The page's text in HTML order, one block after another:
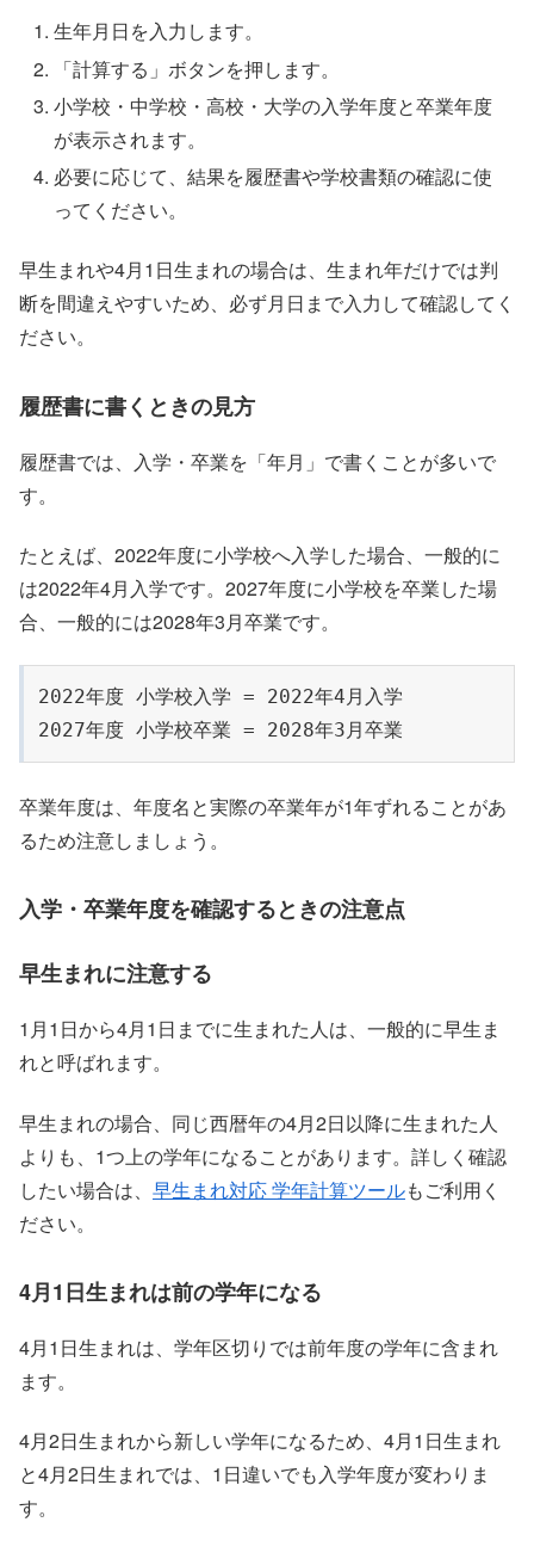
生年月日を入力します。
「計算する」ボタンを押します。
小学校・中学校・高校・大学の入学年度と卒業年度
が表示されます。
必要に応じて、結果を履歴書や学校書類の確認に使
ってください。
早生まれや4月1日生まれの場合は、生まれ年だけでは判
断を間違えやすいため、必ず月日まで入力して確認してく
ださい。
履歴書に書くときの見方
履歴書では、入学・卒業を「年月」で書くことが多いで
す。
たとえば、2022年度に小学校へ入学した場合、一般的に
は2022年4月入学です。2027年度に小学校を卒業した場
合、一般的には2028年3月卒業です。
2022年度 小学校入学 = 2022年4月入学
2027年度 小学校卒業 = 2028年3月卒業
卒業年度は、年度名と実際の卒業年が1年ずれることがあ
るため注意しましょう。
入学・卒業年度を確認するときの注意点
早生まれに注意する
1月1日から4月1日までに生まれた人は、一般的に早生ま
れと呼ばれます。
早生まれの場合、同じ西暦年の4月2日以降に生まれた人
よりも、1つ上の学年になることがあります。詳しく確認
したい場合は、 早生まれ対応 学年計算ツールもご利用く
ださい。
4月1日生まれは前の学年になる
4月1日生まれは、学年区切りでは前年度の学年に含まれ
ます。
4月2日生まれから新しい学年になるため、4月1日生まれ
と4月2日生まれでは、1日違いでも入学年度が変わりま
す。